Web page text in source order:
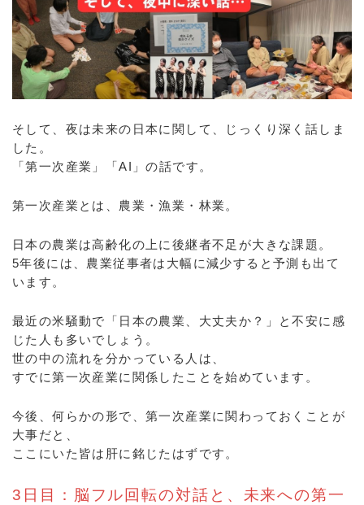
そして、夜は未来の日本に関して、じっくり深く話しま
した。
「第一次産業」「AI」の話です。
第一次産業とは、農業・漁業・林業。
日本の農業は高齢化の上に後継者不足が大きな課題。
5年後には、農業従事者は大幅に減少すると予測も出て
います。
最近の米騒動で「日本の農業、大丈夫か？」と不安に感
じた人も多いでしょう。
世の中の流れを分かっている人は、
すでに第一次産業に関係したことを始めています。
今後、何らかの形で、第一次産業に関わっておくことが
大事だと、
ここにいた皆は肝に銘じたはずです。
3日目：脳フル回転の対話と、未来への第一